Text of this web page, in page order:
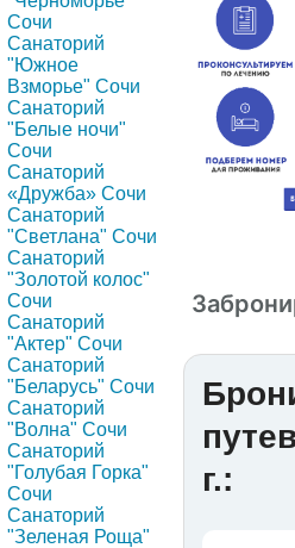
Сочи
Санаторий
"Южное
Взморье" Сочи
Санаторий
"Белые ночи"
Сочи
Санаторий
«Дружба» Сочи
Санаторий
"Светлана" Сочи
Санаторий
"Золотой колос"
Сочи
Санаторий
"Актер" Сочи
Санаторий
"Беларусь" Сочи
Санаторий
"Волна" Сочи
Санаторий
"Голубая Горка"
Сочи
Санаторий
"Зеленая Роща"
г.: